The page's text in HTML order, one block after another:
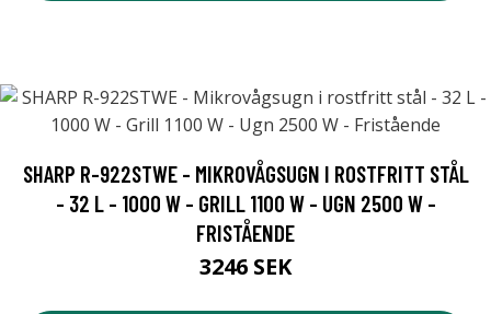
SHARP R-922STWE - MIKROVÅGSUGN I ROSTFRITT STÅL
- 32 L - 1000 W - GRILL 1100 W - UGN 2500 W -
FRISTÅENDE
3246 SEK